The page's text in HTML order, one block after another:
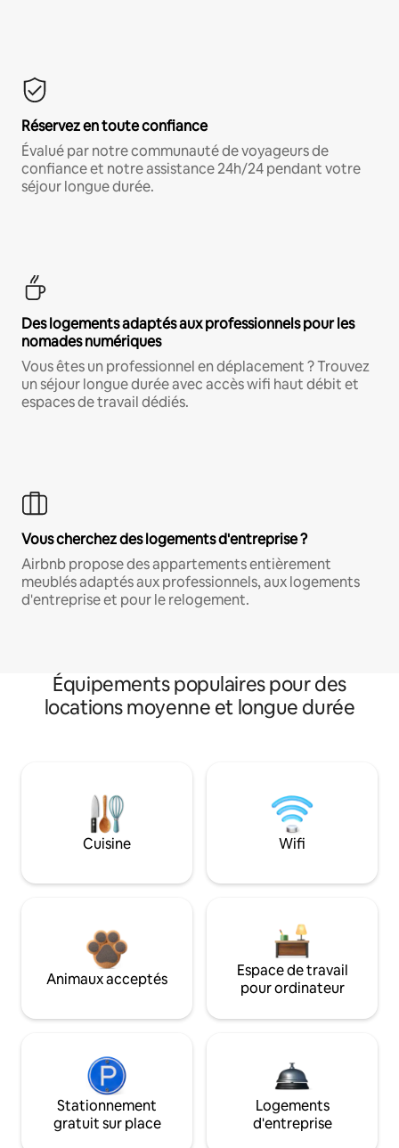
Réservez en toute confiance
Évalué par notre communauté de voyageurs de
confiance et notre assistance 24h/24 pendant votre
séjour longue durée.
Des logements adaptés aux professionnels pour les
nomades numériques
Vous êtes un professionnel en déplacement ? Trouvez
un séjour longue durée avec accès wifi haut débit et
espaces de travail dédiés.
Vous cherchez des logements d'entreprise ?
Airbnb propose des appartements entièrement
meublés adaptés aux professionnels, aux logements
d'entreprise et pour le relogement.
Équipements populaires pour des
locations moyenne et longue durée
Cuisine Wifi
Animaux acceptés
Espace de travail
pour ordinateur
Stationnement
gratuit sur place
Logements
d'entreprise